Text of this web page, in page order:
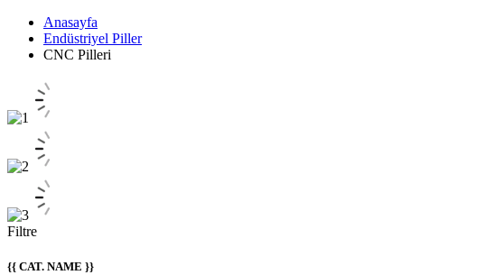
Anasayfa
Endüstriyel Piller
CNC Pilleri
Filtre
{{ CAT. NAME }}